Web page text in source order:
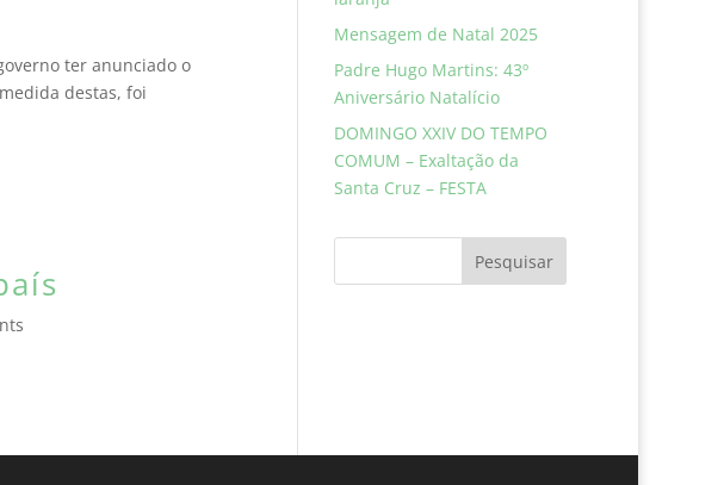
ter anunciado o
destas, foi
Mensagem de Natal 2025
Padre Hugo Martins: 43º
Aniversário Natalício
DOMINGO XXIV DO TEMPO
COMUM – Exaltação da
Santa Cruz – FESTA
Pesquisar